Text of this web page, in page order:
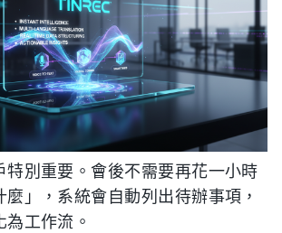
特別重要。會後不需要再花一小時
麼」，系統會自動列出待辦事項，
工作流。